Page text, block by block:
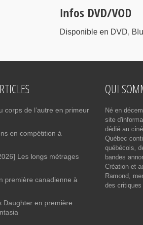
Infos DVD/VOD
Disponible en DVD,
corps de l’autre en primeur
en compétition à
Les longs métrages
première canadienne à
Daughter en première
QUI
Né en
site
dédié au
Québec
québécois,
bandes
Création et
Ramond,
des critiques